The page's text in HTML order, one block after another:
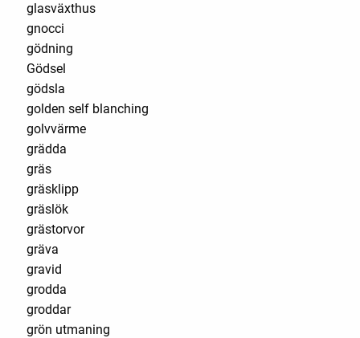
glasväxthus
gnocci
gödning
Gödsel
gödsla
golden self blanching
golvvärme
grädda
gräs
gräsklipp
gräslök
grästorvor
gräva
gravid
grodda
groddar
grön utmaning